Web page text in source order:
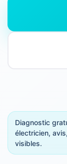
Diagnostic
électricien,
visibles.